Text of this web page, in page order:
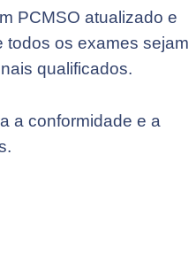
PCMSO atualizado e
todos os exames sejam
qualificados.
a conformidade e a